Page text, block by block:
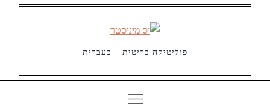
פוליטיקה בריטית – בעברית